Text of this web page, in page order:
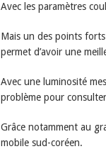
Avec les paramètres
Mais un des points forts
permet d’avoir une
Avec une luminosité
problème pour
Grâce notamment au
mobile sud-coréen.